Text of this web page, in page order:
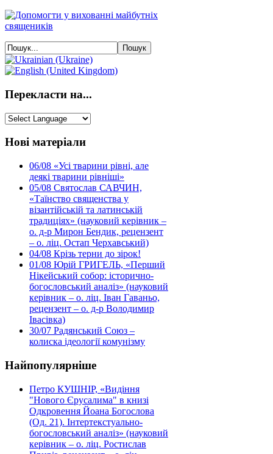
Перекласти на...
Нові матеріали
06/08 «Усі тварини рівні, але
деякі тварини рівніші»
05/08 Святослав САВЧИН,
«Таїнство священства у
візантійській та латинській
традиціях» (науковий керівник –
о. д-р Мирон Бендик, рецензент
– о. ліц. Остап Черхавський)
04/08 Крізь терни до зірок!
01/08 Юрій ГРИГЕЛЬ, «Перший
Нікейський собор: історично-
богословський аналіз» (науковий
керівник – о. ліц. Іван Гаваньо,
рецензент – о. д-р Володимир
Івасівка)
30/07 Радянський Союз –
колиска ідеології комунізму
Найпопулярніше
Петро КУШНІР, «Видіння
"Нового Єрусалима" в книзі
Одкровення Йоана Богослова
(Од. 21). Інтертекстуально-
богословський аналіз» (науковий
керівник – о. ліц. Ростислав